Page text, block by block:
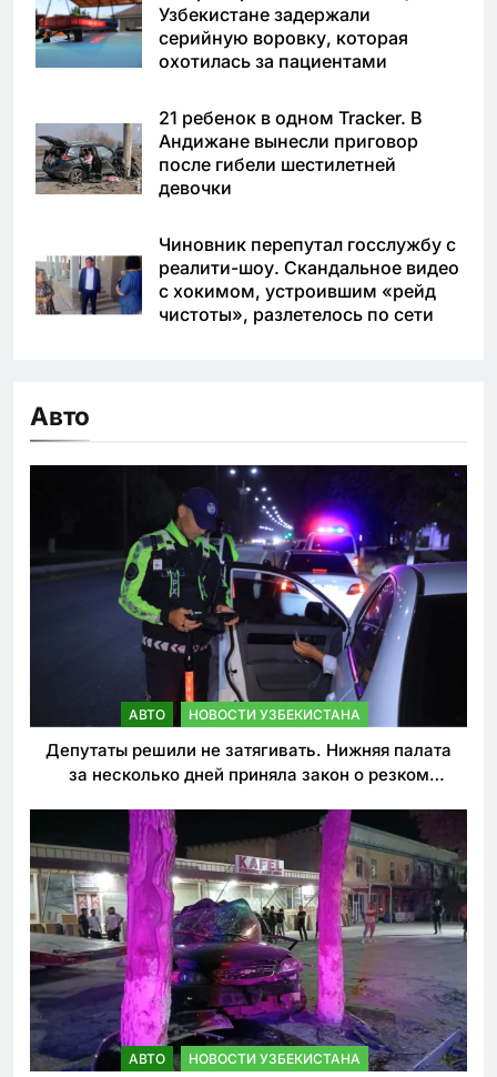
Узбекистане задержали
серийную воровку, которая
охотилась за пациентами
21 ребенок в одном Tracker. В
Андижане вынесли приговор
после гибели шестилетней
девочки
Чиновник перепутал госслужбу с
реалити-шоу. Скандальное видео
с хокимом, устроившим «рейд
чистоты», разлетелось по сети
Авто
АВТО НОВОСТИ УЗБЕКИСТАНА
Депутаты решили не затягивать. Нижняя палата
за несколько дней приняла закон о резком
АВТО НОВОСТИ УЗБЕКИСТАНА